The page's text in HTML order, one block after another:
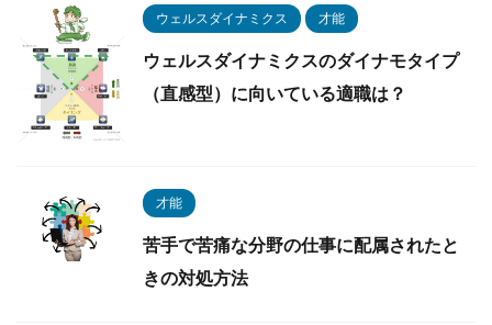
ウェルスダイナミクス 才能
ウェルスダイナミクスのダイナモタイプ
（直感型）に向いている適職は？
才能
苦手で苦痛な分野の仕事に配属されたと
きの対処方法